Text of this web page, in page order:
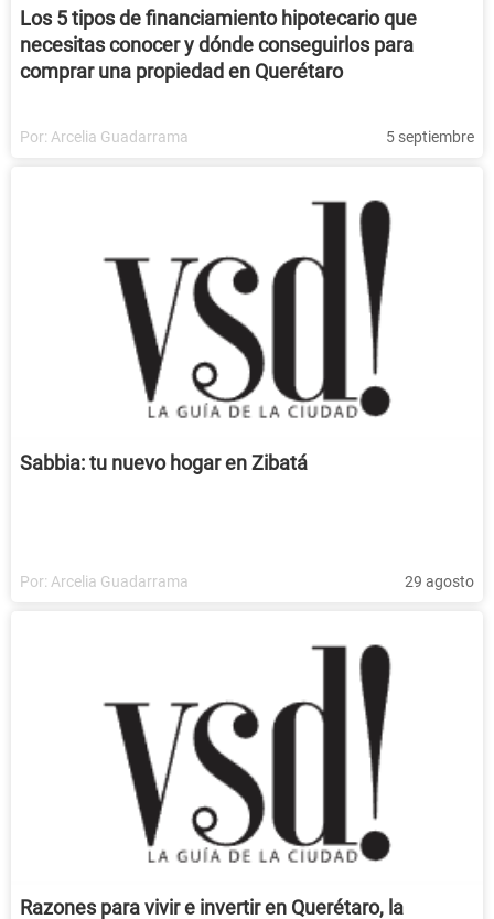
Los 5 tipos de financiamiento hipotecario que
necesitas conocer y dónde conseguirlos para
comprar una propiedad en Querétaro
Por: Arcelia Guadarrama 5 septiembre
Sabbia: tu nuevo hogar en Zibatá
Por: Arcelia Guadarrama 29 agosto
Razones para vivir e invertir en Querétaro, la